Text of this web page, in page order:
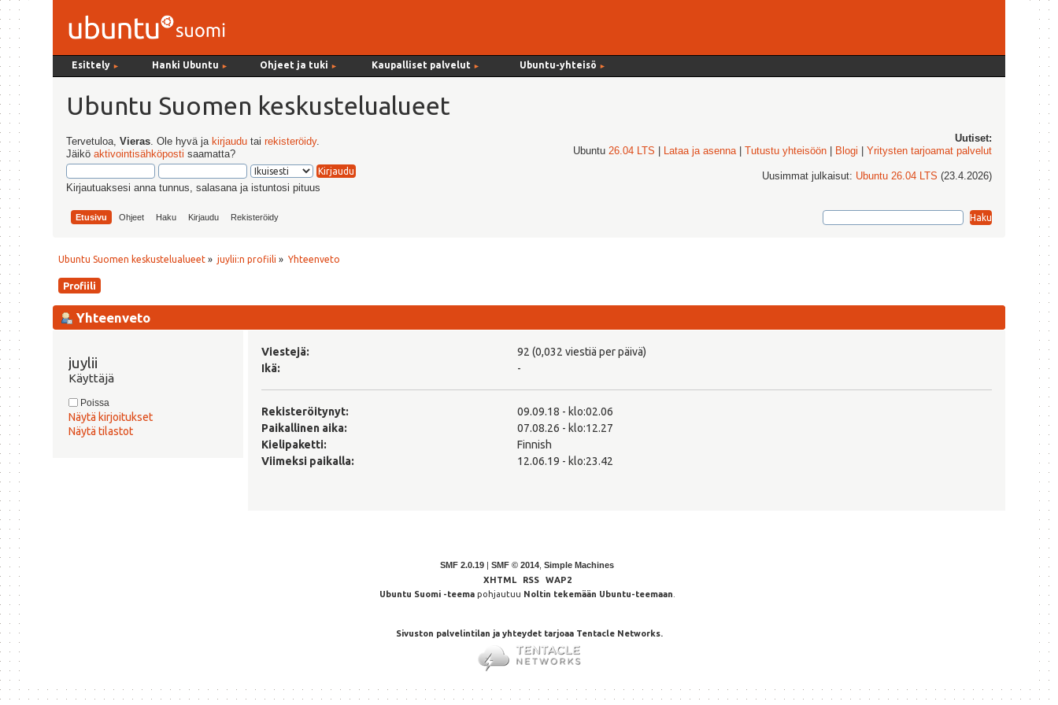
Esittely ► Hanki Ubuntu ► Ohjeet ja tuki ► Kaupalliset palvelut ► Ubuntu-yhteisö ►
Ubuntu Suomen keskustelualueet
Tervetuloa, Vieras. Ole hyvä ja kirjaudutai rekisteröidy.
Jäikö aktivointisähköposti saamatta?
Kirjautuaksesi anna tunnus, salasana ja istuntosi pituus
Uutiset:
Ubuntu26.04 LTS Lataa ja asenna|Tutustu yhteisöön Blogi |Yritysten tarjoamat palvelut
Uusimmat julkaisut: Ubuntu 26.04 LTS (23.4.2026)
Etusivu Ohjeet Haku Kirjaudu Rekisteröidy
Ubuntu Suomen keskustelualueet » juylii:n profiili » Yhteenveto
Profiili
Yhteenveto
juylii
Käyttäjä
Poissa
Näytä kirjoitukset
Näytä tilastot
Viestejä:
92 (0,032 viestiä per päivä)
Ikä:
-
Rekisteröitynyt:
09.09.18 - klo:02.06
Paikallinen aika:
07.08.26 - klo:12.27
Kielipaketti:
Finnish
Viimeksi paikalla:
12.06.19 - klo:23.42
SMF 2.0.19 | SMF © 2014 Simple Machines
XHTML
RSS
WAP2
Ubuntu Suomi -teemapohjautuu Noltin tekemään Ubuntu-teemaan
Sivuston palvelintilan ja yhteydet tarjoaa Tentacle Networks.